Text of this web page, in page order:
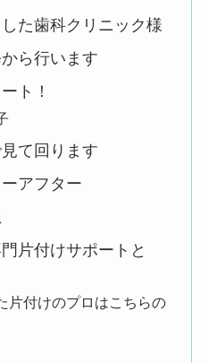
た歯科クリニック様
ら行います
ト！
て回ります
アフター
片付けサポートと
片付けのプロはこちらの